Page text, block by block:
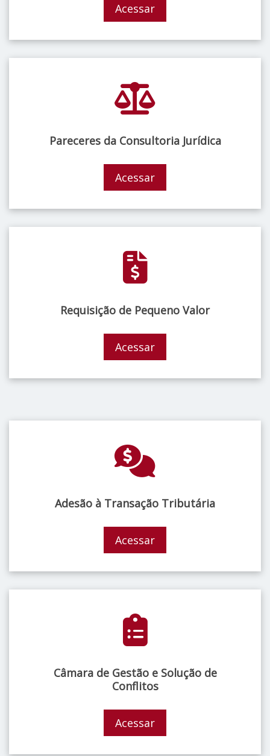
Acessar
Pareceres da Consultoria Jurídica
Acessar
Requisição de Pequeno Valor
Acessar
Adesão à Transação Tributária
Acessar
Câmara de Gestão e Solução de
Conflitos
Acessar